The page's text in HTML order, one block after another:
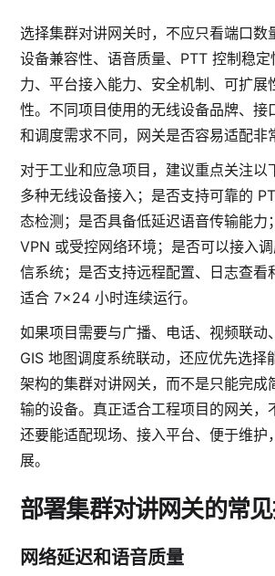
选择集群对讲网关时，不应只看端口数
设备兼容性、语音质量、PTT 控制稳
力、平台接入能力、安全机制、可扩展
性。不同项目使用的无线设备品牌、接
和调度需求不同，网关是否容易适配非
对于工业和应急项目，建议重点关注以
多种无线设备接入；是否支持可靠的
态检测；是否具备低延迟语音传输能力
VPN 或受控网络环境；是否可以接入
信系统；是否支持远程配置、日志查看
适合 7×24 小时连续运行。
如果项目需要与广播、电话、视频联动
GIS 地图调度系统联动，还应优先选择
架构的集群对讲网关，而不是只能完成
输的设备。真正适合工程项目的网关，
还要能适配现场、接入平台、便于维护
展。
部署集群对讲网关的常
网络延迟和语音质量